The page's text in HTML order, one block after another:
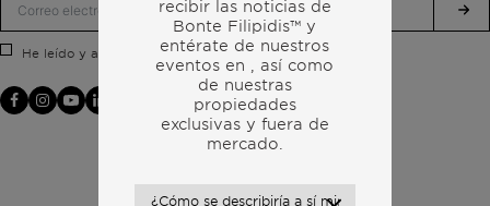
He leído y acepto la Política de privacidad.
recibir las noticias de
Bonte Filipidis™ y
entérate de nuestros
eventos en
, así como
de nuestras
propiedades
exclusivas y fuera de
mercado.